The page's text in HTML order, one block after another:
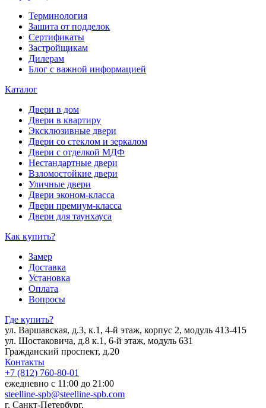
Терминология
Зашита от подделок
Сертификаты
Застройщикам
Дилерам
Блог с важной информацией
Каталог
Двери в дом
Двери в квартиру
Эксклюзивные двери
Двери со стеклом и зеркалом
Двери с отделкой МДФ
Нестандартные двери
Взломостойкие двери
Уличные двери
Двери эконом-класса
Двери премиум-класса
Двери для таунхауса
Как купить?
Замер
Доставка
Установка
Оплата
Вопросы
Где купить?
ул. Варшавская, д.3, к.1, 4-й этаж, корпус 2, модуль 413-415
ул. Шостаковича, д.8 к.1, 6-й этаж, модуль 631
Гражданский проспект, д.20
Контакты
+7 (812) 760-80-01
ежедневно с 11:00 до 21:00
steelline-spb@steelline-spb.com
г. Санкт-Петербург,